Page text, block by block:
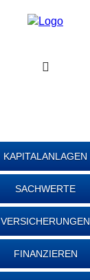
KAPITALANLAGEN
SACHWERTE
VERSICHERUNGEN
FINANZIEREN